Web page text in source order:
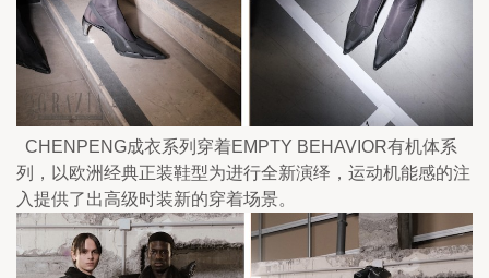
CHENPENG成衣系列穿着EMPTY BEHAVIOR有机体系
列，以欧洲经典正装鞋型为进行全新演绎，运动机能感的注
入提供了出高级时装新的穿着场景。